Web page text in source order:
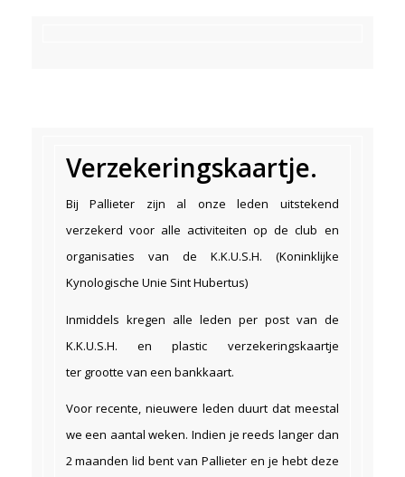
Verzekeringskaartje.
Bij Pallieter zijn al onze leden uitstekend
verzekerd voor alle activiteiten op de club en
organisaties van de K.K.U.S.H. (Koninklijke
Kynologische Unie Sint Hubertus)
Inmiddels kregen alle leden per post van de
K.K.U.S.H. en plastic verzekeringskaartje
ter grootte van een bankkaart.
Voor recente, nieuwere leden duurt dat meestal
we een aantal weken. Indien je reeds langer dan
2 maanden lid bent van Pallieter en je hebt deze